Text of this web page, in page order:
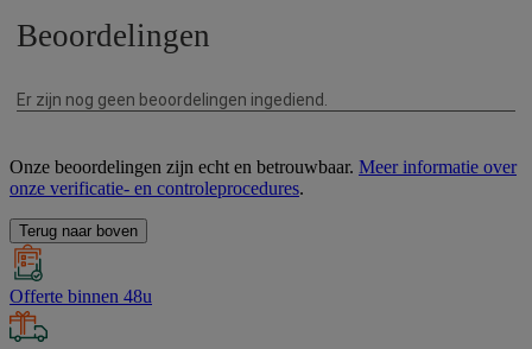
Onze beoordelingen zijn echt en betrouwbaar. Meer informatie over
onze verificatie- en controleprocedures.
Terug naar boven
Offerte binnen 48u